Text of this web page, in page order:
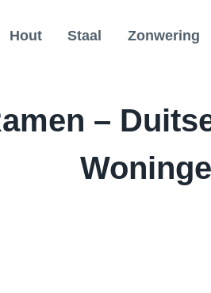
Hout Staal Zonwering
–